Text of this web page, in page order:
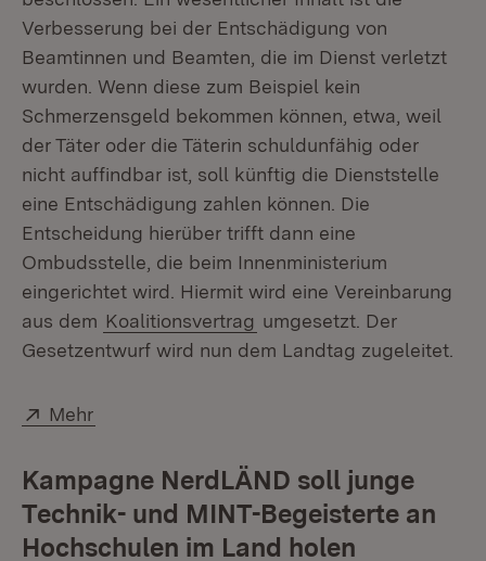
Verbesserung bei der Entschädigung von
Beamtinnen und Beamten, die im Dienst verletzt
wurden. Wenn diese zum Beispiel kein
Schmerzensgeld bekommen können, etwa, weil
der Täter oder die Täterin schuldunfähig oder
nicht auffindbar ist, soll künftig die Dienststelle
eine Entschädigung zahlen können. Die
Entscheidung hierüber trifft dann eine
Ombudsstelle, die beim Innenministerium
eingerichtet wird. Hiermit wird eine Vereinbarung
aus dem Koalitionsvertrag umgesetzt. Der
Gesetzentwurf wird nun dem Landtag zugeleitet.
Extern:
Mehr
Kampagne NerdLÄND soll junge
Technik- und MINT-Begeisterte an
Hochschulen im Land holen